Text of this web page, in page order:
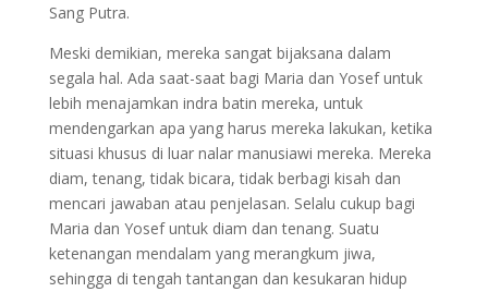
Sang Putra.
Meski demikian, mereka sangat bijaksana dalam
segala hal. Ada saat-saat bagi Maria dan Yosef untuk
lebih menajamkan indra batin mereka, untuk
mendengarkan apa yang harus mereka lakukan, ketika
situasi khusus di luar nalar manusiawi mereka. Mereka
diam, tenang, tidak bicara, tidak berbagi kisah dan
mencari jawaban atau penjelasan. Selalu cukup bagi
Maria dan Yosef untuk diam dan tenang. Suatu
ketenangan mendalam yang merangkum jiwa,
sehingga di tengah tantangan dan kesukaran hidup